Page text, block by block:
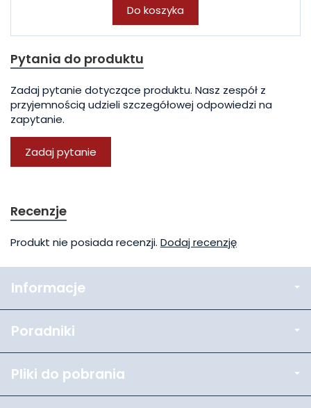
Do koszyka
Pytania do produktu
Zadaj pytanie dotyczące produktu. Nasz zespół z
przyjemnością udzieli szczegółowej odpowiedzi na
zapytanie.
Zadaj pytanie
Recenzje
Produkt nie posiada recenzji. Dodaj recenzję
Informacje
Poradniki
Pliki do pobrania